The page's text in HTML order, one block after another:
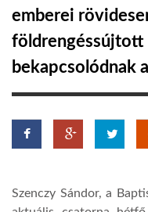
HÍR3D
TROPICALMAGAZIN
emberei
földrengéssújtott
bekapcsolódnak
Szenczy Sándor, a